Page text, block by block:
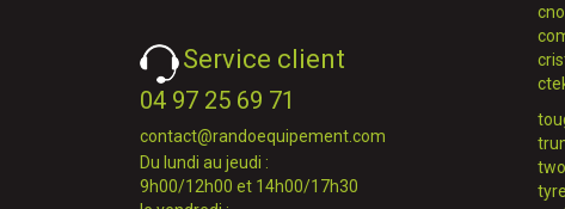
Service client
04 97 25 69 71
contact@randoequipement.com
Du lundi au jeudi :
9h00/12h00 et 14h00/17h30
cno